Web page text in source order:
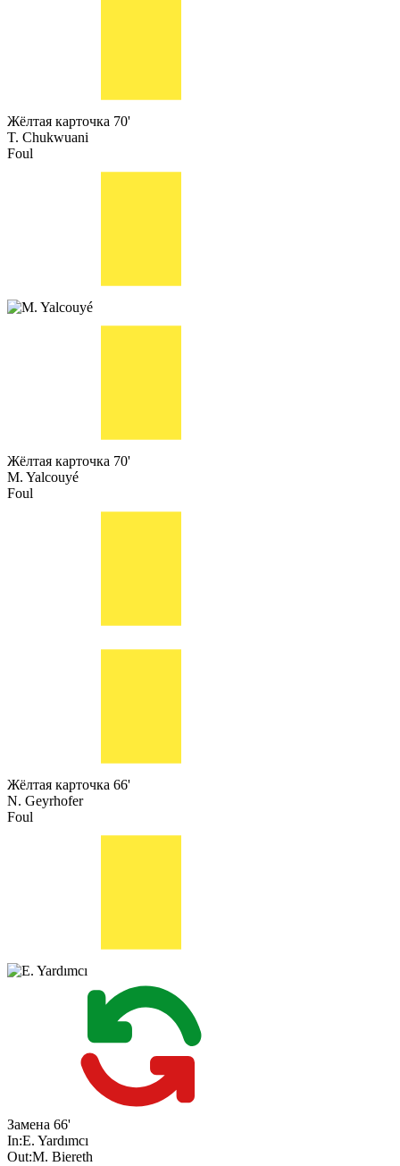
Жёлтая карточка 70'
T. Chukwuani
Foul
Жёлтая карточка 70'
M. Yalcouyé
Foul
Жёлтая карточка 66'
N. Geyrhofer
Foul
Замена 66'
In:E. Yardımcı
Out:M. Biereth